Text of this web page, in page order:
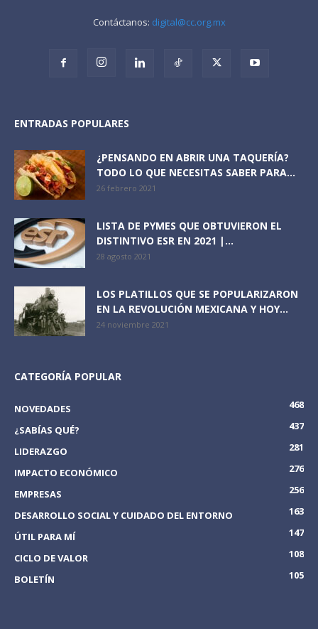
Contáctanos: digital@cc.org.mx
ENTRADAS POPULARES
¿PENSANDO EN ABRIR UNA TAQUERÍA?
TODO LO QUE NECESITAS SABER PARA...
26 febrero 2021
LISTA DE PYMES QUE OBTUVIERON EL
DISTINTIVO ESR EN 2021 |...
28 agosto 2021
LOS PLATILLOS QUE SE POPULARIZARON
EN LA REVOLUCIÓN MEXICANA Y HOY...
24 noviembre 2021
CATEGORÍA POPULAR
NOVEDADES
468
¿SABÍAS QUÉ?
437
LIDERAZGO
281
IMPACTO ECONÓMICO
276
EMPRESAS
256
DESARROLLO SOCIAL Y CUIDADO DEL ENTORNO
163
ÚTIL PARA MÍ
147
CICLO DE VALOR
108
BOLETÍN
105